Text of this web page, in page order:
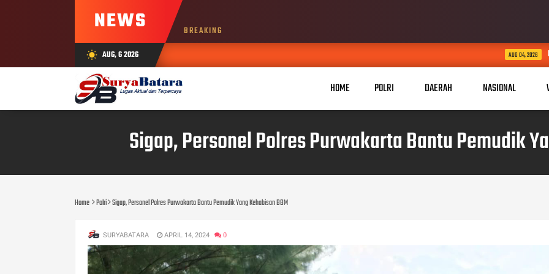
NEWS BREAKING
wb_sunny AUG, 6 2026 Bantuan Air Bersih 425
HOME POLRI DAERAH NASIONAL
Sigap, Personel Polres Purwakarta Bantu Pemudik
Home Polri Sigap, Personel Polres Purwakarta Bantu Pemudik Yang Kehabisan BBM
SURYABATARA APRIL 14, 2024 0